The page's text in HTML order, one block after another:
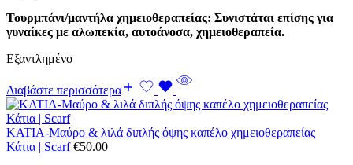
Τουρμπάνι/μαντήλα χημειοθεραπείας: Συνιστάται επίσης για
γυναίκες με αλωπεκία, αυτοάνοσα, χημειοθεραπεία.
Εξαντλημένο
Διαβάστε περισσότερα
ΚΑΤΙΑ-Μαύρο & λιλά διπλής όψης καπέλο χημειοθεραπείας
Κάτια | Scarf€50.00